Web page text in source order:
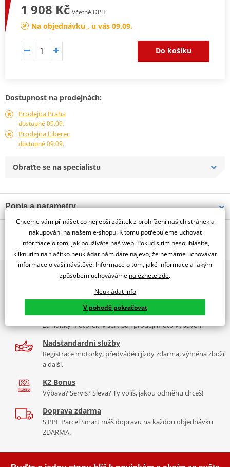
1 908 Kč Včetně DPH
Na objednávku , u vás 09.09.
Do košíku
Dostupnost na prodejnách:
Prodejna Praha
dostupné 09.09.
Prodejna Liberec
dostupné 09.09.
Obraťte se na specialistu
Popis a parametry
Jsme autorizovaný
dealer značky PUIG
WINDSHIELD MOD. TRAFIC SR MOTARD 12'-17' C/SMOKE
Tabulka velikostí
Co když mi to nebude
PDF Mounting tips
O výrobci
PUIG byl založen v roce 1964 ve Španělsku. Vyrábí se ve městě
Granollers poblíž Barcelony na ploše 8 000 m² v objektu, který se
dělí na 3 části: komerční, odlitkovou a kovových součástek. Již 40
let se účastní nejslavnějších závodů motocyklů po celém světě. V
naší nabídce naleznete doplňky a příslušenství například: plexi,
padací protektory a mnoho dalšího.
Zobrazit všechny produktyznačky PUIG
2x multibrand showroom
díly, to vše v Praze a Liberci
Více než 30 let zkušeností
Za řídítky motorek, v servisu i prodeji moto vybavení
Nadstandardní služby
Registrace motorky, předváděcí jízdy zdarma, výměna zboží
a další.
K2 Bonus
Výbava? Servis? Sleva? Ty volíš, jakou odměnu chceš!
Doprava zdarma
S PPL Parcel Smart máš dopravu na každou objednávku
ZDARMA.
Chceme vám přinášet co nejlepší zážitek z prohlížení našich stránek a
nakupování na našem e-shopu. K tomu potřebujeme uchovat
informace o tom, jak používáte náš web. Pokud s tím nesouhlasíte,
kliknutím na tlačítko neukládat nám dáte najevo, že nemáme uchovávat
informace o vaší návštěvě. Informace o tom, jaké informace a jakým
způsobem uchováváme naleznete zde.
Neukládat info
V pohodě pokračovat